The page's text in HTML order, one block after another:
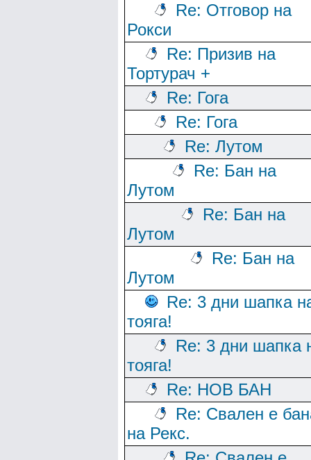
Re: Отговор на
Рокси
Re: Призив на
Тортурач +
Re: Гога
Re: Гога
Re: Лутом
Re: Бан на
Лутом
Re: Бан на
Лутом
Re: Бан на
Лутом
Re: 3 дни шапка
тояга!
Re: 3 дни шапка
тояга!
Re: НОВ БАН
Re: Свален е
на Рекс.